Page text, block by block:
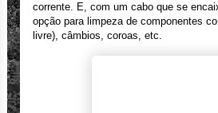
corrente. E, com um cabo que se
opção para limpeza de componentes
livre), câmbios, coroas, etc.